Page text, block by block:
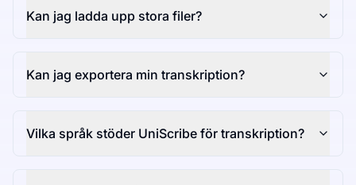
Kan jag ladda upp stora filer?
Kan jag exportera min transkription?
Vilka språk stöder UniScribe för transkription?